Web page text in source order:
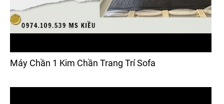
Máy Chần 1 Kim Chần Trang Trí Sofa